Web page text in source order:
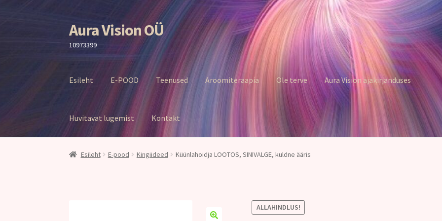
Liigu
navigeerimisele
Liigu
sisu
juurde
Aura Vision OÜ
10973399
Esileht E-POOD Teenused Aroomiteraapia Ole terve Aura Vision ajakirjanduses
Huvitavat lugemist Kontakt
Esileht E-pood Kingiideed Küünlahoidja LOOTOS, SINIVALGE, kuldne ääris
ALLAHINDLUS!